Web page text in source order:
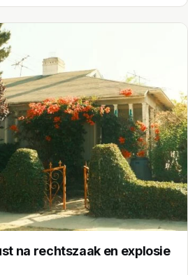
na rechtszaak en explosie